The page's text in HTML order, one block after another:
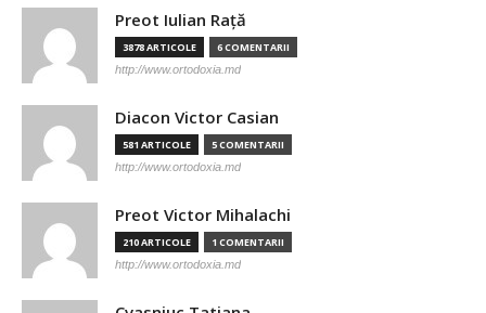
Preot Iulian Raţă
3878 ARTICOLE 6 COMENTARII
http://www.ortodoxia.md
Diacon Victor Casian
581 ARTICOLE 5 COMENTARII
http://www.ortodoxia.md
Preot Victor Mihalachi
210 ARTICOLE 1 COMENTARII
http://www.ortodoxia.md